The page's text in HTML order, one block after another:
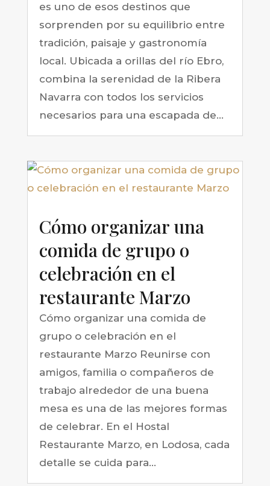
es uno de esos destinos que
sorprenden por su equilibrio entre
tradición, paisaje y gastronomía
local. Ubicada a orillas del río Ebro,
combina la serenidad de la Ribera
Navarra con todos los servicios
necesarios para una escapada de...
Cómo organizar una
comida de grupo o
celebración en el
restaurante Marzo
Cómo organizar una comida de
grupo o celebración en el
restaurante Marzo Reunirse con
amigos, familia o compañeros de
trabajo alrededor de una buena
mesa es una de las mejores formas
de celebrar. En el Hostal
Restaurante Marzo, en Lodosa, cada
detalle se cuida para...